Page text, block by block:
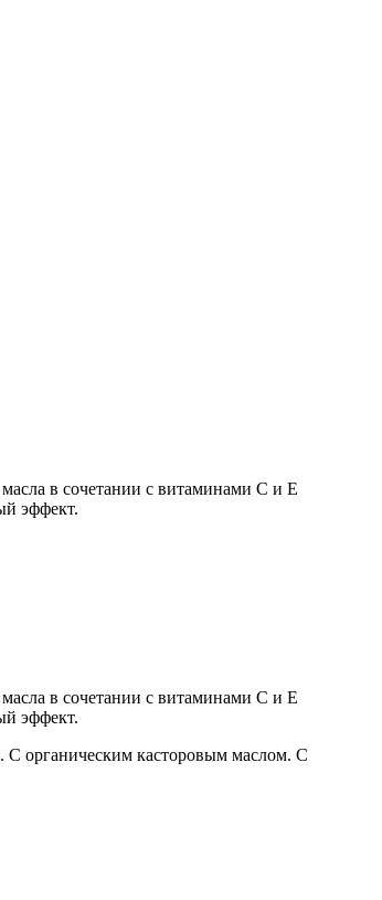
в сочетании с витаминами С и Е
эффект.
в сочетании с витаминами С и Е
эффект.
С органическим касторовым маслом. С